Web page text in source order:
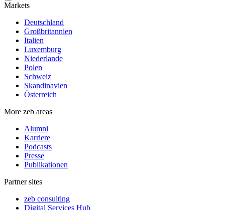
Markets
Deutschland
Großbritannien
Italien
Luxemburg
Niederlande
Polen
Schweiz
Skandinavien
Österreich
More zeb areas
Alumni
Karriere
Podcasts
Presse
Publikationen
Partner sites
zeb consulting
Digital Services Hub